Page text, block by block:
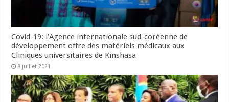
Covid-19: l’Agence internationale sud-coréenne de
développement offre des matériels médicaux aux
Cliniques universitaires de Kinshasa
8 juillet 2021